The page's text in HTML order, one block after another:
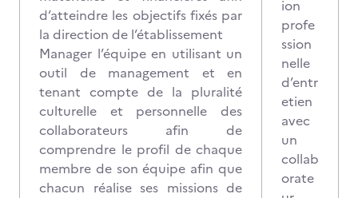
d’atteindre les objectifs fixés par
la direction de l’établissement
Manager l’équipe en utilisant un
outil de management et en
tenant compte de la pluralité
culturelle et personnelle des
collaborateurs afin de
comprendre le profil de chaque
membre de son équipe afin que
chacun réalise ses missions de
ion
profe
ssion
nelle
d’entr
etien
avec
un
collab
orate